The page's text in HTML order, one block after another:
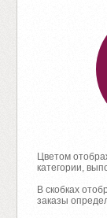
Цветом
категории,
В скобках
заказы